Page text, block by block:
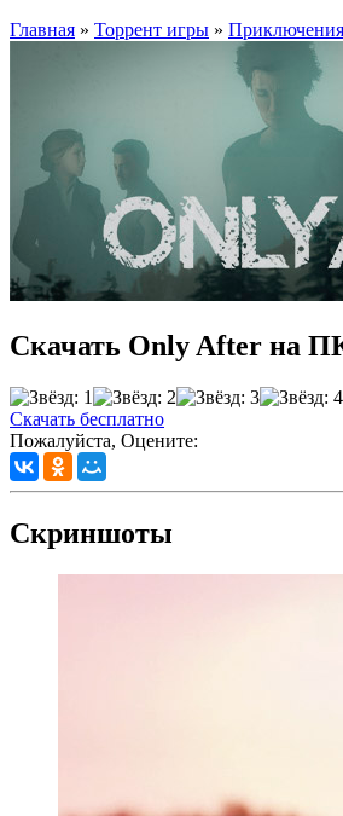
Главная » Торрент игры » Приключения
Скачать Only After на
Скачать бесплатно
Пожалуйста, Оцените:
Скриншоты